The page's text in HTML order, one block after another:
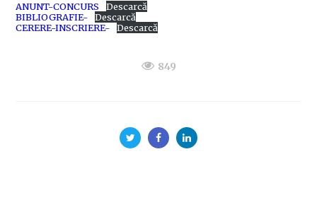
ANUNT-CONCURS
Descarcă
BIBLIOGRAFIE-
Descarcă
CERERE-INSCRIERE-
Descarcă
849